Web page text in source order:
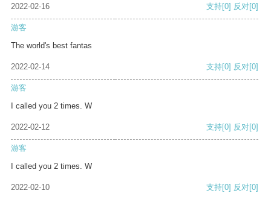
2022-02-16 支持[0] 反对[0]
游客
The world's best fantas
2022-02-14 支持[0] 反对[0]
游客
I called you 2 times. W
2022-02-12 支持[0] 反对[0]
游客
I called you 2 times. W
2022-02-10 支持[0] 反对[0]